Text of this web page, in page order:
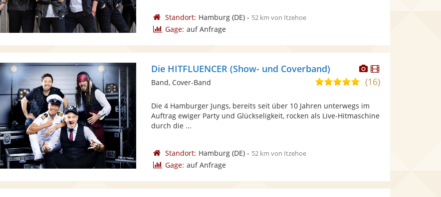
Standort: Hamburg(DE)- 52 km von Itzehoe
Gage: auf Anfrage
Dieser
Künstler
stellt
bereit.
Dieser
Künstler
Die HITFLUENCER (Show- und Coverband)
5,0
5
Sternen
(16)
Band, Cover-Band
Die 4 Hamburger Jungs, bereits seit über 10 Jahren unterwegs im
Auftrag ewiger Party und Glückseligkeit, rocken als Live-Hitmaschine
durch die ...
Standort: Hamburg(DE)- 52 km von Itzehoe
Gage: auf Anfrage